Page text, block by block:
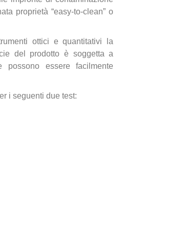
proprietà “easy-to-clean” o
ottici e quantitativi la
del prodotto è soggetta a
essere facilmente
i seguenti due test: